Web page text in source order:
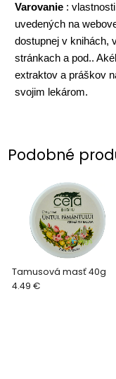
Varovanie :
uvedených na
dostupnej v knihách,
stránkach a pod..
extraktov a práškov
svojim lekárom.
Podobné
Tamusová masť 40g
4.49 €